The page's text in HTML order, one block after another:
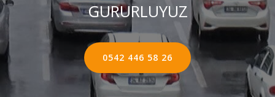
GURURLUYUZ
0542 446 58 26